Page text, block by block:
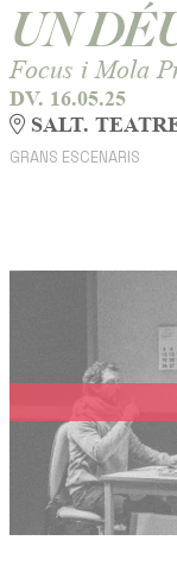
UN
Focus i Mola
DV. 16.05.25
SALT.
GRANS ESCENARIS